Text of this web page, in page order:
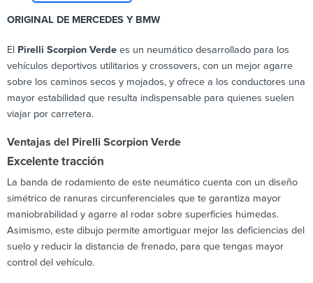
ORIGINAL DE MERCEDES Y BMW
El Pirelli Scorpion Verde es un neumático desarrollado para los
vehículos deportivos utilitarios y crossovers, con un mejor agarre
sobre los caminos secos y mojados, y ofrece a los conductores una
mayor estabilidad que resulta indispensable para quienes suelen
viajar por carretera.
Ventajas del Pirelli Scorpion Verde
Excelente tracción
La banda de rodamiento de este neumático cuenta con un diseño
simétrico de ranuras circunferenciales que te garantiza mayor
maniobrabilidad y agarre al rodar sobre superficies húmedas.
Asimismo, este dibujo permite amortiguar mejor las deficiencias del
suelo y reducir la distancia de frenado, para que tengas mayor
control del vehículo.